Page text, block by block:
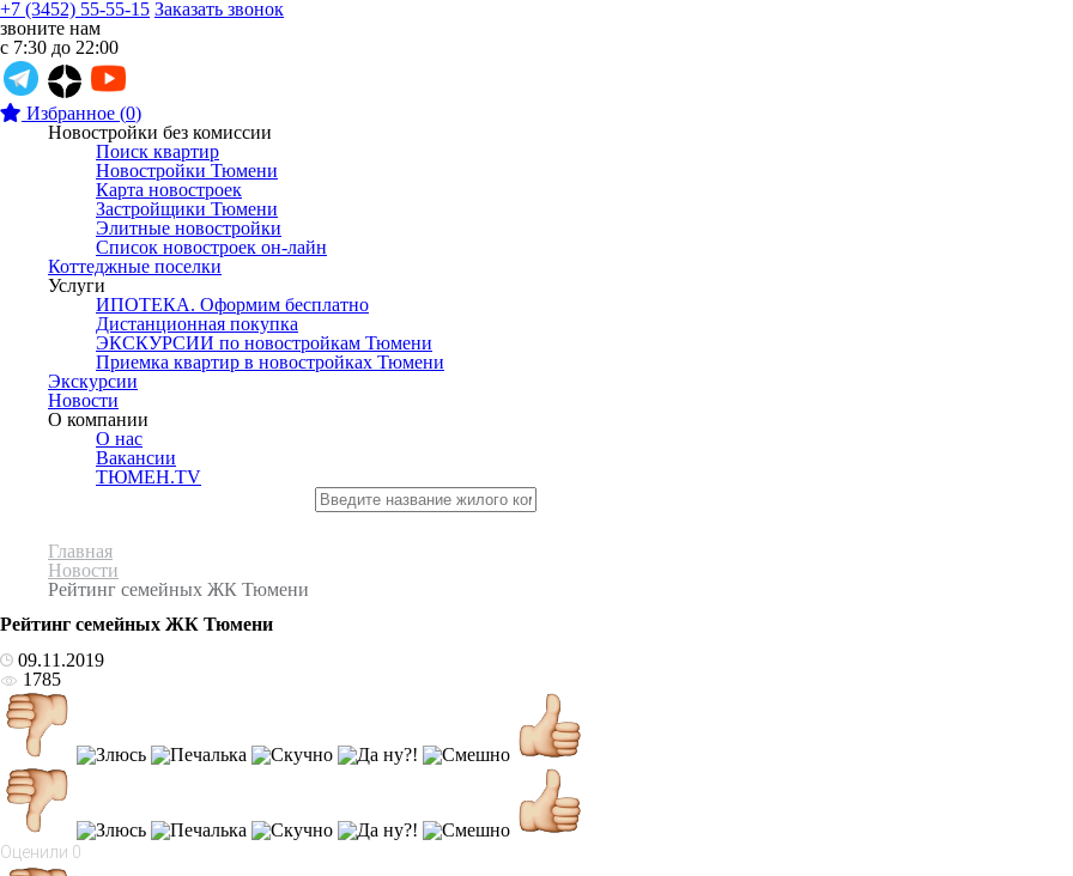
+7 (3452) 55-55-15 Заказать звонок
звоните нам
с 7:30 до 22:00
Избранное (0)
Новостройки без комиссии
Поиск квартир
Новостройки Тюмени
Карта новостроек
Застройщики Тюмени
Элитные новостройки
Список новостроек он-лайн
Коттеджные поселки
Услуги
ИПОТЕКА. Оформим бесплатно
Дистанционная покупка
ЭКСКУРСИИ по новостройкам Тюмени
Приемка квартир в новостройках Тюмени
Экскурсии
Новости
О компании
О нас
Вакансии
ТЮМЕН.TV
Главная
Новости
Рейтинг семейных ЖК Тюмени
Рейтинг семейных ЖК Тюмени
09.11.2019
1785
Оценили 0